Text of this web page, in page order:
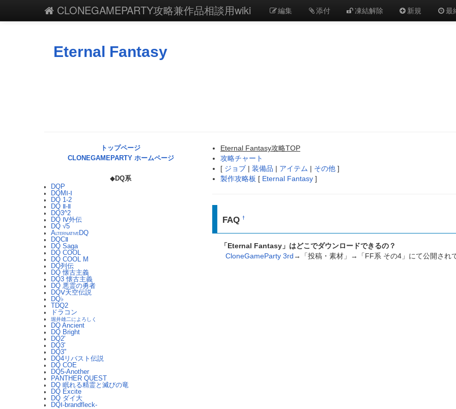
CLONEGAMEPARTY攻略兼作品相談用wiki 編集 添付 凍結解除 新規 最
Eternal Fantasy
トップページ
CLONEGAMEPARTY ホームページ
◆DQ系
DQP
DQMⅠ-Ⅰ
DQ 1-2
DQ Ⅱ-Ⅱ
DQ3^2
DQ Ⅳ外伝
DQ √5
ALTERNATIVEDQ
DQCⅡ
DQ Saga
DQ COOL
DQ COOL M
DQ列伝
DQ 懐古主義
DQ3 懐古主義
DQ 悪霊の勇者
DQⅤ天空伝説
DQ♭
TDQ2
ドラコン
堀井雄二によろしく
DQ Ancient
DQ Bright
DQ2'
DQ3'
DQ3''
DQ4リバスト伝説
DQ COE
DQ5-Another
PANTHER QUEST
DQ 眠れる精霊と滅びの竜
DQ Excite
DQ ダイ大
DQⅠ-brandfleck-
Eternal Fantasy攻略TOP
攻略チャート
[ ジョブ | 装備品 | アイテム | その他 ]
製作攻略板 [ Eternal Fantasy ]
FAQ†
「Eternal Fantasy」はどこでダウンロードできるの？
CloneGameParty 3rd→「投稿・素材」→「FF系 その4」にて公開され